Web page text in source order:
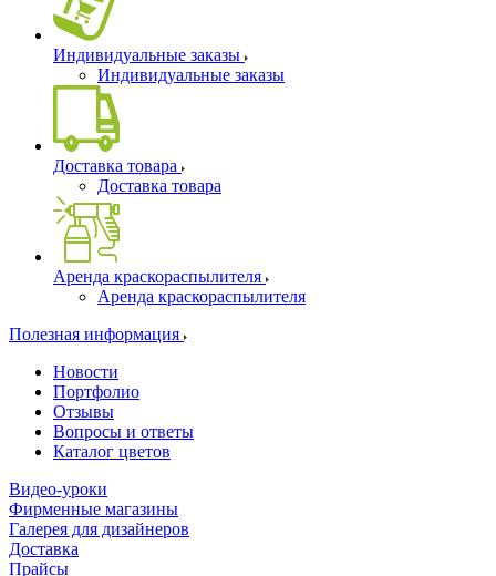
Индивидуальные заказы
Индивидуальные заказы
Доставка товара
Доставка товара
Аренда краскораспылителя
Аренда краскораспылителя
Полезная информация
Новости
Портфолио
Отзывы
Вопросы и ответы
Каталог цветов
Видео-уроки
Фирменные магазины
Галерея для дизайнеров
Доставка
Прайсы